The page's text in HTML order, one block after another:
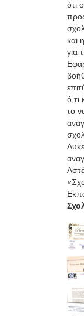
ότι
και
για
ό,τι
το